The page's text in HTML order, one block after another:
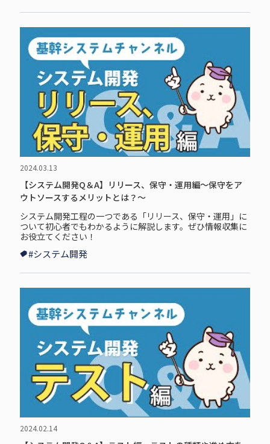
2024.03.13
【システム開発Q＆A】リリース、保守・運用編～保守をア
ウトソースするメリットとは？～
システム開発工程の一つである「リリース、保守・運用」に
ついて初心者でもわかるように解説します。ぜひ情報収集に
お役立てください！
#システム開発
2024.02.14